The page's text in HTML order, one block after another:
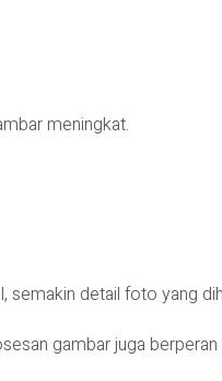
meningkat.
semakin detail foto yang
gambar juga berperan